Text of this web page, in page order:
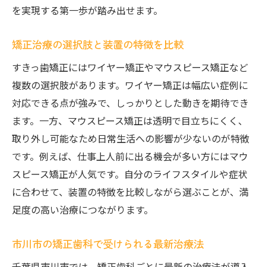
を実現する第一歩が踏み出せます。
矯正治療の選択肢と装置の特徴を比較
すきっ歯矯正にはワイヤー矯正やマウスピース矯正など
複数の選択肢があります。ワイヤー矯正は幅広い症例に
対応できる点が強みで、しっかりとした動きを期待でき
ます。一方、マウスピース矯正は透明で目立ちにくく、
取り外し可能なため日常生活への影響が少ないのが特徴
です。例えば、仕事上人前に出る機会が多い方にはマウ
スピース矯正が人気です。自分のライフスタイルや症状
に合わせて、装置の特徴を比較しながら選ぶことが、満
足度の高い治療につながります。
市川市の矯正歯科で受けられる最新治療法